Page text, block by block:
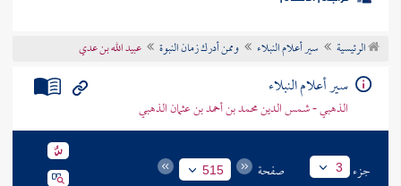
موضوعي
تراجم الأعلام
الرئيسية سير أعلام النبلاء وممن أدرك زمان النبوة عبيد الله بن عدي
سير أعلام النبلاء
الذهبي - شمس الدين محمد بن أحمد بن عثمان الذهبي
جزء 3 صفحة 515